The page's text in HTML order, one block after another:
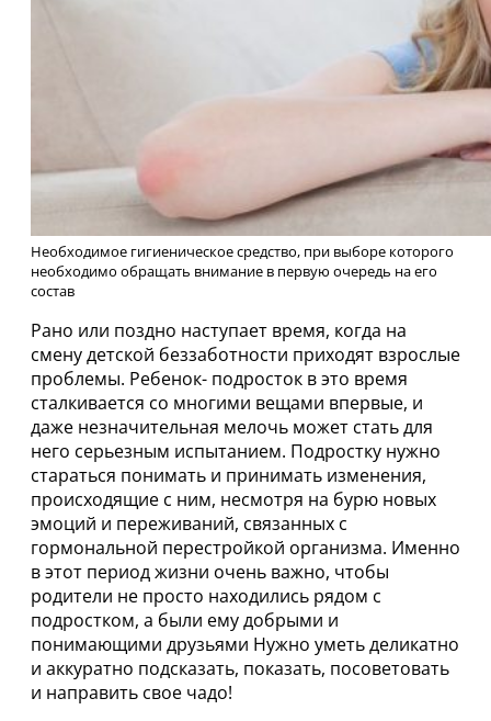
Необходимое гигиеническое средство, при выборе которого
необходимо обращать внимание в первую очередь на его
состав
Рано или поздно наступает время, когда на
смену детской беззаботности приходят взрослые
проблемы. Ребенок- подросток в это время
сталкивается со многими вещами впервые, и
даже незначительная мелочь может стать для
него серьезным испытанием. Подростку нужно
стараться понимать и принимать изменения,
происходящие с ним, несмотря на бурю новых
эмоций и переживаний, связанных с
гормональной перестройкой организма. Именно
в этот период жизни очень важно, чтобы
родители не просто находились рядом с
подростком, а были ему добрыми и
понимающими друзьями Нужно уметь деликатно
и аккуратно подсказать, показать, посоветовать
и направить свое чадо!